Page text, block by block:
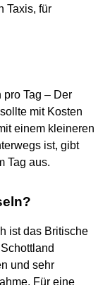
Taxis, für
Tag – Der
mit Kosten
einem kleineren
ist, gibt
Tag aus.
ist das Britische
und sehr
Für eine